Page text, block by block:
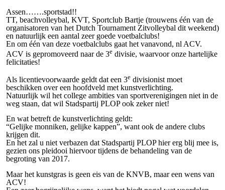
Assen…….sportstad!!
TT, beachvolleybal, KVT, Sportclub Bartje (trouwens één van de
organisatoren van het Dutch Tournament Zitvolleybal dit weekend)
en natuurlijk een aantal zeer goede voetbalclubs!
En om één van deze voetbalclubs gaat het vanavond, nl ACV.
ACV is gepromoveerd naar de 3e divisie, waarvoor onze hartelijke
felicitaties!
Als licentievoorwaarde geldt dat een 3e divisionist moet
beschikken over een hoofdveld met kunstverlichting.
Natuurlijk wil het college ambities van sportverenigingen niet in de
weg staan, dat wil Stadspartij PLOP ook zeker niet!
En wat betreft de kunstverlichting geldt:
“Gelijke monniken, gelijke kappen”, want ook de andere clubs
krijgen dit.
En het zal u niet verbazen dat Stadspartij PLOP hier erg blij mee is,
gezien ons pleidooi hiervoor tijdens de behandeling van de
begroting van 2017.
Maar het kunstgras is geen eis van de KNVB, maar een wens van
ACV!